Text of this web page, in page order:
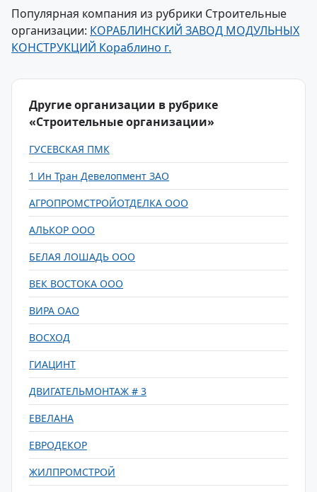
Популярная компания из рубрики Строительные
организации: КОРАБЛИНСКИЙ ЗАВОД МОДУЛЬНЫХ
КОНСТРУКЦИЙ Кораблино г.
Другие организации в рубрике
«Строительные организации»
ГУСЕВСКАЯ ПМК
1 Ин Тран Девелопмент ЗАО
АГРОПРОМСТРОЙОТДЕЛКА ООО
АЛЬКОР ООО
БЕЛАЯ ЛОШАДЬ ООО
ВЕК ВОСТОКА ООО
ВИРА ОАО
ВОСХОД
ГИАЦИНТ
ДВИГАТЕЛЬМОНТАЖ # 3
ЕВЕЛАНА
ЕВРОДЕКОР
ЖИЛПРОМСТРОЙ